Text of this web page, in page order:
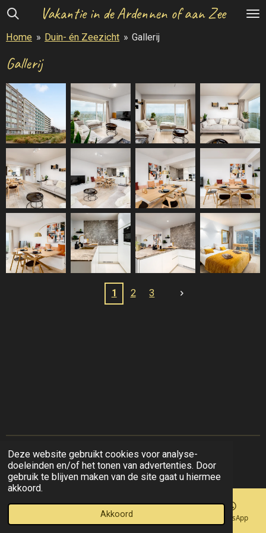
Deze website gebruikt cookies voor analyse-
doeleinden en/of het tonen van advertenties. Door
gebruik te blijven maken van de site gaat u hiermee
akkoord.
Akkoord
Ga
naar
de
hoofdinhoud
Vakantie in de Ardennen of aan Zee
Home » Duin- én Zeezicht » Gallerij
Gallerij
1 2 3
© 2021 - 2026 Oh My Lord
Powered byJouwWeb
Telefoonnummer WhatsApp